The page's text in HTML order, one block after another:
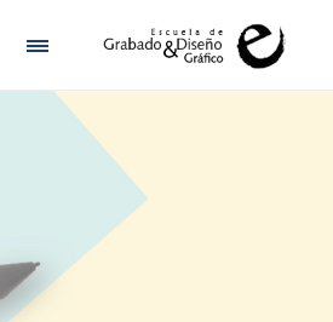
Navigation